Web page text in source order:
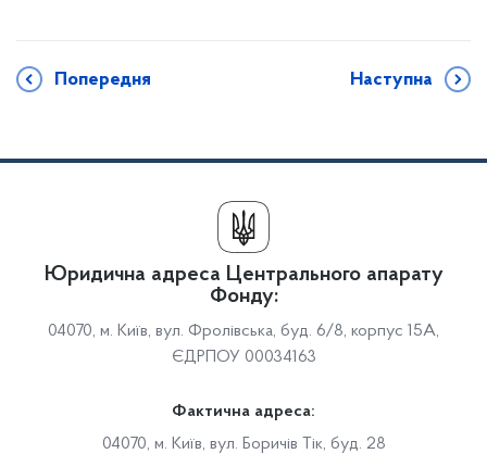
Попередня Наступна
Юридична адреса Центрального апарату
Фонду:
04070, м. Київ, вул. Фролівська, буд. 6/8, корпус 15А,
ЄДРПОУ 00034163
Фактична адреса:
04070, м. Київ, вул. Боричів Тік, буд. 28